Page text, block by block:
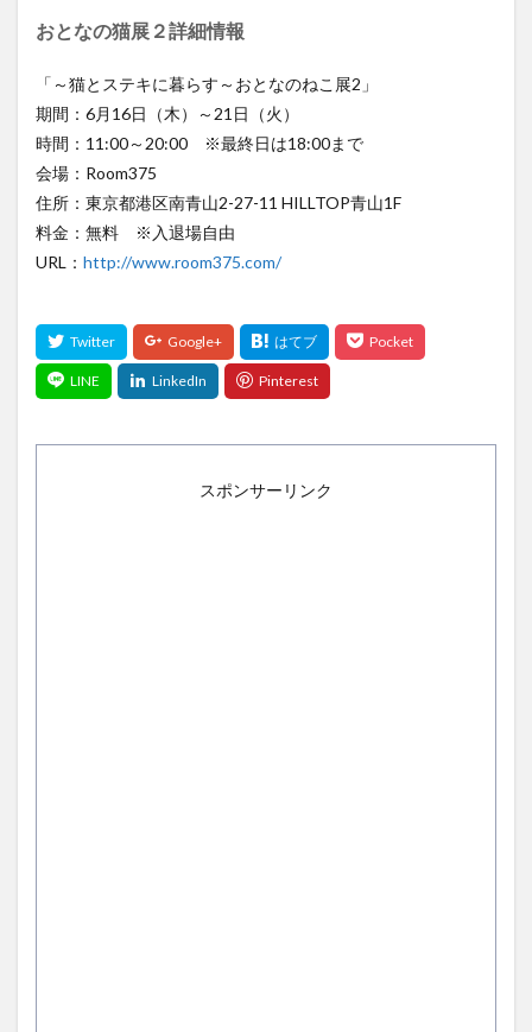
おとなの猫展２詳細情報
「～猫とステキに暮らす～おとなのねこ展2」
期間：6月16日（木）～21日（火）
時間：11:00～20:00 ※最終日は18:00まで
会場：Room375
住所：東京都港区南青山2-27-11 HILLTOP青山1F
料金：無料 ※入退場自由
URL： http://www.room375.com/
スポンサーリンク